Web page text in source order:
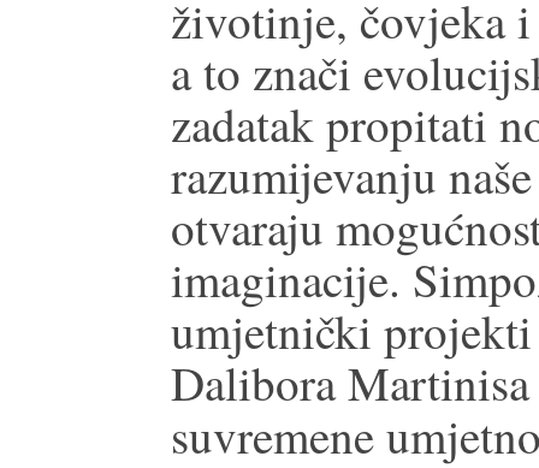
životinje, čovjeka
a to znači
zadatak propitati
razumijevanju
otvaraju
imaginacije.
umjetnički
Dalibora
suvremene